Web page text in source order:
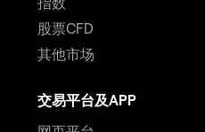
股票CFD
其他市场
交易平台及APP